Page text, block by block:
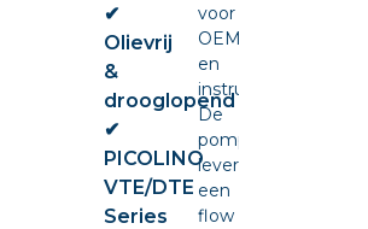
✔
Olievrij
&
drooglopend
✔
PICOLINO
VTE/DTE
Series
voor
OEM-
en
instrumentintegratie.
De
pomp
levert
een
flow